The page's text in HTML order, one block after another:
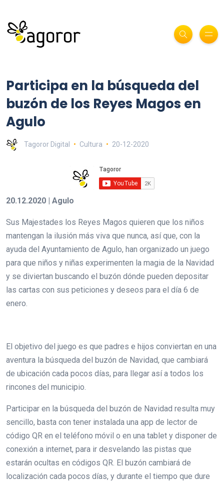
Participa en la búsqueda del
buzón de los Reyes Magos en
Agulo
Tagoror Digital Cultura 20-12-2020
20.12.2020 | Agulo
Sus Majestades los Reyes Magos quieren que los niños
mantengan la ilusión más viva que nunca, así que, con la
ayuda del Ayuntamiento de Agulo, han organizado un juego
para que niños y niñas experimenten la magia de la Navidad
y se diviertan buscando el buzón dónde pueden depositar
las cartas con sus peticiones y deseos para el día 6 de
enero.
El objetivo del juego es que padres e hijos conviertan en una
aventura la búsqueda del buzón de Navidad, que cambiará
de ubicación cada pocos días, para llegar así a todos los
rincones del municipio.
Participar en la búsqueda del buzón de Navidad resulta muy
sencillo, basta con tener instalada una app de lector de
código QR en el teléfono móvil o en una tablet y disponer de
conexión a internet, para ir desvelando las pistas que
estarán ocultas en códigos QR. El buzón cambiará de
localización cada pocos días, y durante el tiempo que dure